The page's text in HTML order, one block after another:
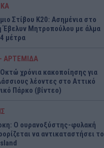
Στίβου Κ20: Ασημένια στο
Έβελυν Μητροπούλου με άλμα
μέτρα
ΑΡΤΕΜΙΔΑ
χρόνια κακοποίησης για
λέοντες στο Αττικό
Πάρκο (βίντεο)
Ο ουρανοξύστης-φυλακή
να αντικαταστήσει το